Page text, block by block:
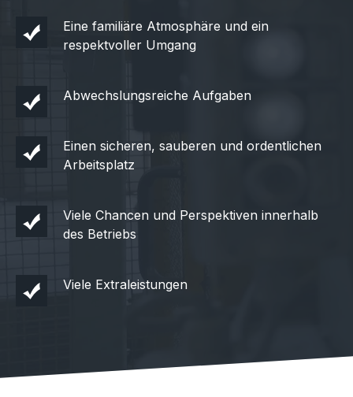
Eine familiäre Atmosphäre und ein
respektvoller Umgang
Abwechslungsreiche Aufgaben
Einen sicheren, sauberen und ordentlichen
Arbeitsplatz
Viele Chancen und Perspektiven innerhalb
des Betriebs
Viele Extraleistungen